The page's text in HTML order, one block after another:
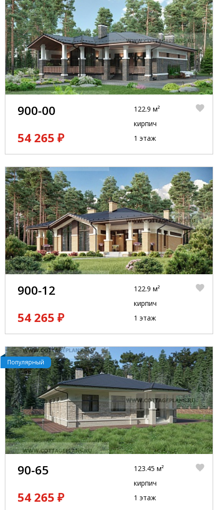
900-00
54 265 ₽
122.9 м²
кирпич
1 этаж
900-12
54 265 ₽
122.9 м²
кирпич
1 этаж
Популярный
90-65
54 265 ₽
123.45 м²
кирпич
1 этаж